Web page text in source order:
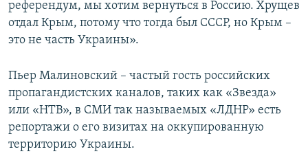
референдум, мы хотим вернуться в Россию. Хрущев
отдал Крым, потому что тогда был СССР, но Крым –
это не часть Украины».
Пьер Малиновский – частый гость российских
пропагандистских каналов, таких как «Звезда»
или «НТВ», в СМИ так называемых «ЛДНР» есть
репортажи о его визитах на оккупированную
территорию Украины.